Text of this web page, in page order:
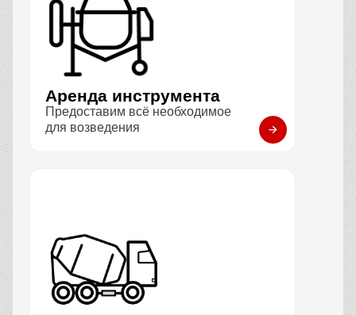
Аренда инструмента
Предоставим всё необходимое
для возведения